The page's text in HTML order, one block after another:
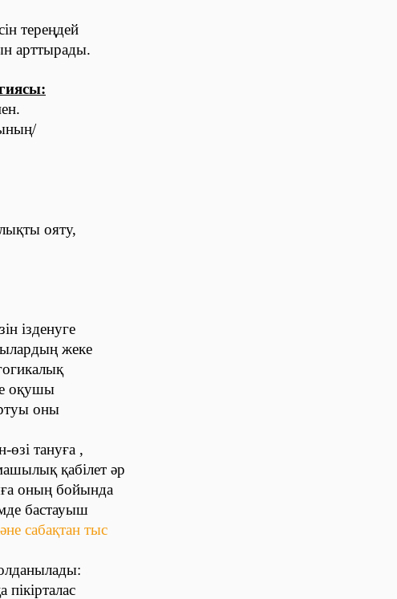
тереңдей
арттырады.
ояту,
ізденуге
жеке
оқушы
оны
тануға ,
қабілет әр
оның бойында
бастауыш
сабақтан тыс